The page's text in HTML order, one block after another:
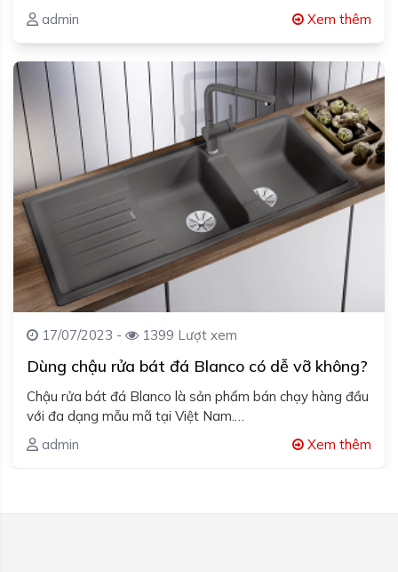
admin
Xem thêm
17/07/2023 - 1399 Lượt xem
Dùng chậu rửa bát đá Blanco có dễ vỡ không?
Chậu rửa bát đá Blanco là sản phẩm bán chạy hàng đầu
với đa dạng mẫu mã tại Việt Nam.…
admin
Xem thêm